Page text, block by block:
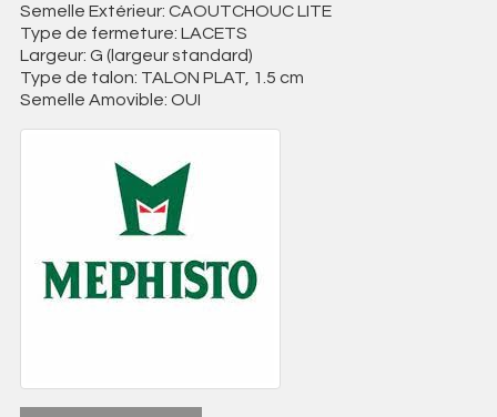
Semelle Extérieur: CAOUTCHOUC LITE
Type de fermeture: LACETS
Largeur: G (largeur standard)
Type de talon: TALON PLAT, 1.5 cm
Semelle Amovible: OUI